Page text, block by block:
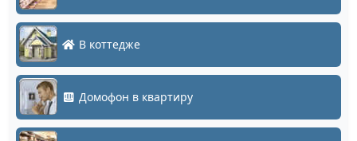
В коттедже
Домофон в квартиру